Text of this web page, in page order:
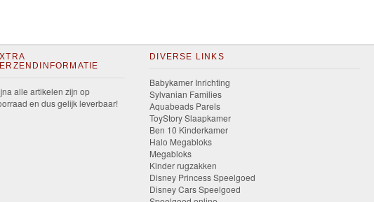
alle artikelen zijn op
en dus gelijk leverbaar!
DIVERSE LINKS
Babykamer Inrichting
Sylvanian Families
Aquabeads Parels
ToyStory Slaapkamer
Ben 10 Kinderkamer
Halo Megabloks
Megabloks
Kinder rugzakken
Disney Princess Speelgoed
Disney Cars Speelgoed